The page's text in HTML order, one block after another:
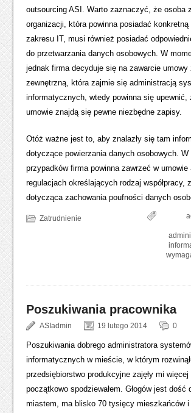
outsourcing ASI. Warto zaznaczyć, że osoba
organizacji, która powinna posiadać konkretną
zakresu IT, musi również posiadać
do przetwarzania danych osobowych. W
jednak firma decyduje się na zawarcie umowy
zewnętrzną, która zajmie się administracją
informatycznych, wtedy powinna się upewnić,
umowie znajdą się pewne niezbędne zapisy.
Otóż ważne jest to, aby znalazły się tam
dotyczące powierzania danych osobowych.
przypadków firma powinna zawrzeć w umowie
regulacjach określających rodzaj współpracy,
dotycząca zachowania poufności danych
Zatrudnienie
Poszukiwania pracownika
ASIadmin 19 lutego 2014 0
Poszukiwania dobrego administratora
informatycznych w mieście, w którym
przedsiębiorstwo produkcyjne zajęły mi
początkowo spodziewałem. Głogów jest dość
miastem, ma blisko 70 tysięcy mieszkańców i